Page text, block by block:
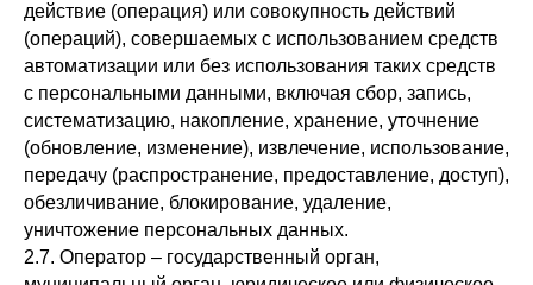
действие (операция) или совокупность действий
(операций), совершаемых с использованием средств
автоматизации или без использования таких средств
с персональными данными, включая сбор, запись,
систематизацию, накопление, хранение, уточнение
(обновление, изменение), извлечение, использование,
передачу (распространение, предоставление, доступ),
обезличивание, блокирование, удаление,
уничтожение персональных данных.
2.7. Оператор – государственный орган,